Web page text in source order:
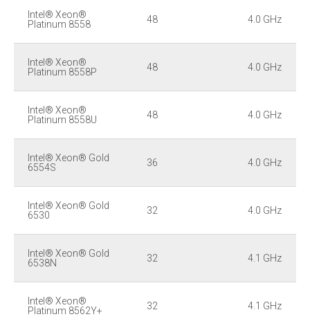
Intel® Xeon®
Platinum 8558
48 4.0 GHz
Intel® Xeon®
Platinum 8558P
48 4.0 GHz
Intel® Xeon®
Platinum 8558U
48 4.0 GHz
Intel® Xeon® Gold
6554S
36 4.0 GHz
Intel® Xeon® Gold
6530
32 4.0 GHz
Intel® Xeon® Gold
6538N
32 4.1 GHz
Intel® Xeon®
Platinum 8562Y+
32 4.1 GHz